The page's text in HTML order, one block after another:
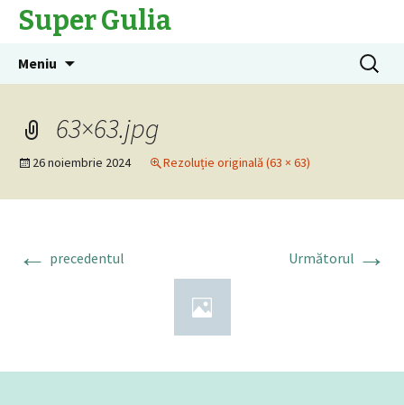
Super Gulia
Meniu
Caută
după:
63×63.jpg
26 noiembrie 2024 Rezoluție originală (63 × 63)
← precedentul Următorul →